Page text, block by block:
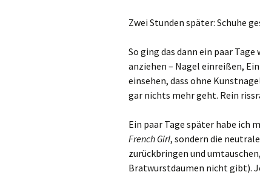
Zwei Stunden später: Schuhe
So ging das dann ein paar
anziehen – Nagel einreißen,
einsehen, dass ohne
gar nichts mehr geht. Rein
Ein paar Tage später habe ich
French Girl, sondern die
zurückbringen und
Bratwurstdaumen nicht gibt).